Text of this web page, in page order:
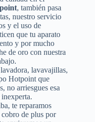
, también pasa
nuestro servicio
y el uso de
que tu aparato
y por mucho
de oro con nuestra
lavavajillas,
Hotpoint que
no arriesgues esa
te reparamos
de plus por